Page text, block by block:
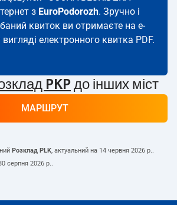
з EuroPodorozh. Зручно і
квиток ви отримаєте на e-
електронного квитка PDF.
PKP до інших міст
МАРШРУТ
Розклад PLK, актуальний на 14 червня 2026 р..
серпня 2026 р..